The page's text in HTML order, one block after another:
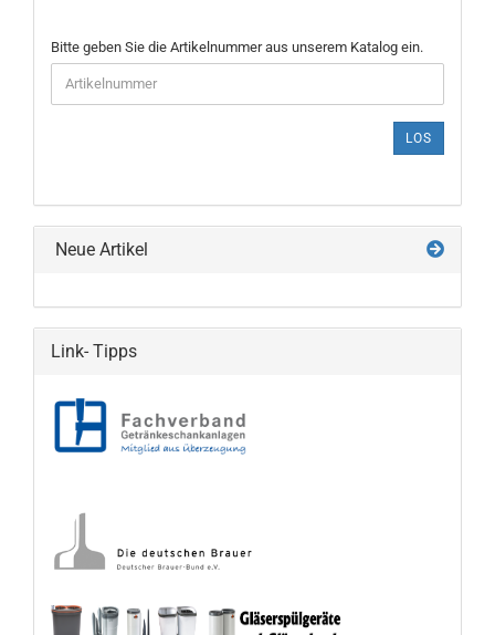
BITTE
GEBEN
SIE
DIE
EIN.
Bitte geben Sie die Artikelnummer aus unserem Katalog ein.
LOS
Neue Artikel
Link- Tipps